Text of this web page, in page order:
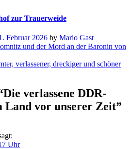
zur Trauerweide
Februar 2026 by Mario Gast
und der Mord an der Baronin von
verlassener, dreckiger und schöner
Die verlassene DDR-
Land vor unserer Zeit”
Uhr